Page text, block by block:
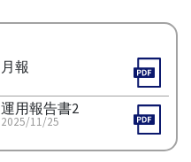
月報
運用報告書2
2025/11/25